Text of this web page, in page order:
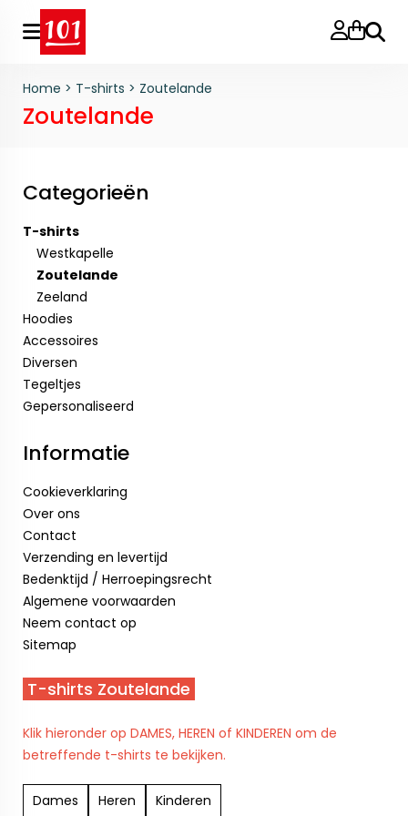
Home > T-shirts > Zoutelande
Zoutelande
Categorieën
T-shirts
Westkapelle
Zoutelande
Zeeland
Hoodies
Accessoires
Diversen
Tegeltjes
Gepersonaliseerd
Informatie
Cookieverklaring
Over ons
Contact
Verzending en levertijd
Bedenktijd / Herroepingsrecht
Algemene voorwaarden
Neem contact op
Sitemap
T-shirts Zoutelande
​​​Klik hieronder op DAMES, HEREN of KINDEREN om de
betreffende t-shirts te bekijken.
Dames Heren Kinderen